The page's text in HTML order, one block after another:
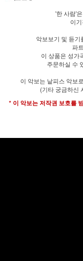
'한 사람'
이
악보보기 및 듣기
파
이 상품은 성가
주문하실 수
이 악보는 낱피스 악보
(기타 궁금하신
* 이 악보는 저작권 보호를